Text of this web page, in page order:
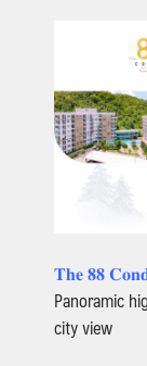
𝐓𝐡𝐞 𝟖𝟖
Panoramic
city view